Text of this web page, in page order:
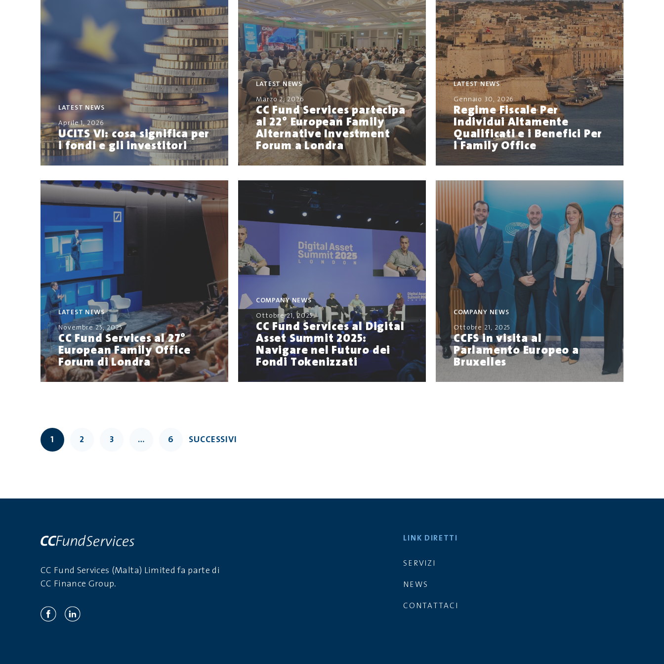
LATEST NEWS
Aprile 1, 2026
UCITS VI: cosa significa per
i fondi e gli investitori
LATEST NEWS
Marzo 2, 2026
CC Fund Services partecipa
al 22° European Family
Alternative Investment
Forum a Londra
LATEST NEWS
Gennaio 30, 2026
Regime Fiscale Per
Individui Altamente
Qualificati e i Benefici Per
i Family Office
LATEST NEWS
Novembre 25, 2025
CC Fund Services al 27°
European Family Office
Forum di Londra
COMPANY NEWS
Ottobre 21, 2025
CC Fund Services al Digital
Asset Summit 2025:
Navigare nel Futuro dei
Fondi Tokenizzati
COMPANY NEWS
Ottobre 21, 2025
CCFS in visita al
Parlamento Europeo a
Bruxelles
1 2 3 … 6 SUCCESSIVI
CC Fund Services (Malta) Limited fa parte di
CC Finance Group.
LINK DIRETTI
SERVIZI
NEWS
CONTATTACI